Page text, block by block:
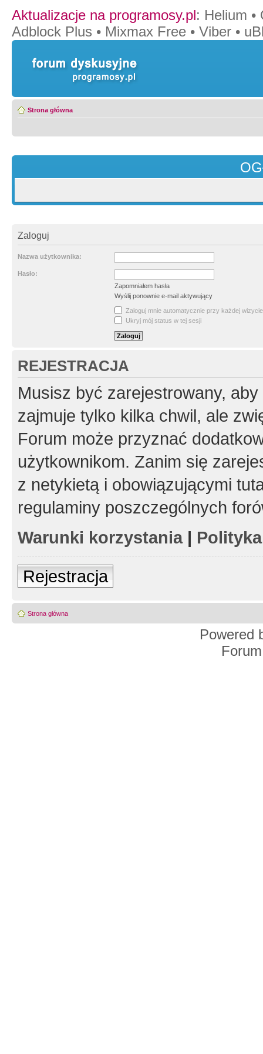
Aktualizacje na programosy.pl: Helium •
Adblock Plus • Mixmax Free • Viber •
Strona główna
Zaloguj
Nazwa użytkownika:
Hasło:
Zapomniałem hasła
Wyślij ponownie e-mail aktywujący
Zaloguj mnie automatycznie przy każdej wizycie
Ukryj mój status w tej sesji
REJESTRACJA
Musisz być zarejestrowany,
zajmuje tylko kilka chwil, ale
Forum może przyznać
użytkownikom. Zanim się
z netykietą i obowiązującymi
regulaminy poszczególnych
Warunki korzystania|
Rejestracja
Strona główna
Powered